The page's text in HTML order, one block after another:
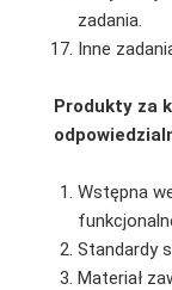
zadania.
Inne
Produkty za
Wstępna
Standardy
Materiał